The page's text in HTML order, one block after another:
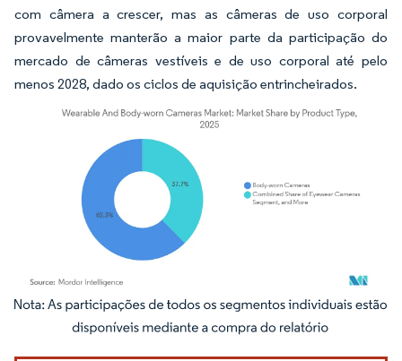
com câmera a crescer, mas as câmeras de uso corporal
provavelmente manterão a maior parte da participação do
mercado de câmeras vestíveis e de uso corporal até pelo
menos 2028, dado os ciclos de aquisição entrincheirados.
Imagem © Mordor Intelligence. O reuso requer atribuição conforme CC BY 4.0.